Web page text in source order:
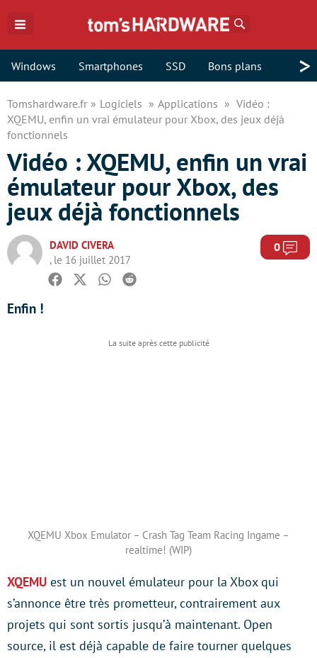
Windows Smartphones SSD Bons plans >
Tomshardware.fr Logiciels Applications
Vidéo :
XQEMU, enfin un vrai émulateur pour Xbox, des jeux déjà
fonctionnels
Vidéo : XQEMU, enfin un vrai
émulateur pour Xbox, des
jeux déjà fonctionnels
DAVID CIVERA
, le 16 juillet 2017
0
Facebook
TwitterWhatsapp
Reddit
Enfin !
XQEMU Xbox Emulator – Crash Tag Team Racing Ingame –
realtime! (WIP)
XQEMU est un nouvel émulateur pour la Xbox qui
s’annonce être très prometteur, contrairement aux
projets qui sont sortis jusqu’à maintenant. Open
source, il est déjà capable de faire tourner quelques